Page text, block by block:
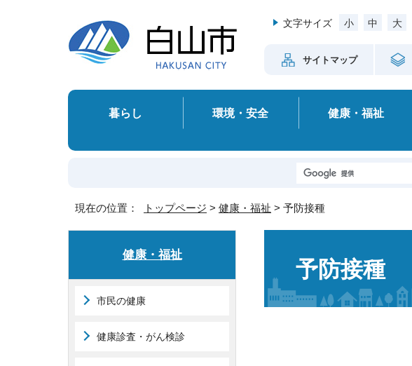
文字サイズ 小 中 大
サイトマップ
暮らし 環境・安全 健康・福祉
現在の位置： トップページ > 健康・福祉 > 予防接種
予防接種
健康・福祉
市民の健康
健康診査・がん検診